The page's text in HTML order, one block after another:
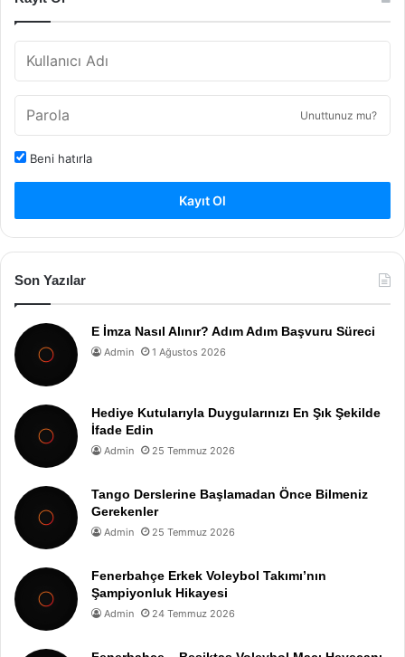
Unuttunuz mu?
Beni hatırla
Kayıt Ol
Son Yazılar
E İmza Nasıl Alınır? Adım Adım Başvuru Süreci
Admin 1 Ağustos 2026
Hediye Kutularıyla Duygularınızı En Şık Şekilde
İfade Edin
Admin 25 Temmuz 2026
Tango Derslerine Başlamadan Önce Bilmeniz
Gerekenler
Admin 25 Temmuz 2026
Fenerbahçe Erkek Voleybol Takımı’nın
Şampiyonluk Hikayesi
Admin 24 Temmuz 2026